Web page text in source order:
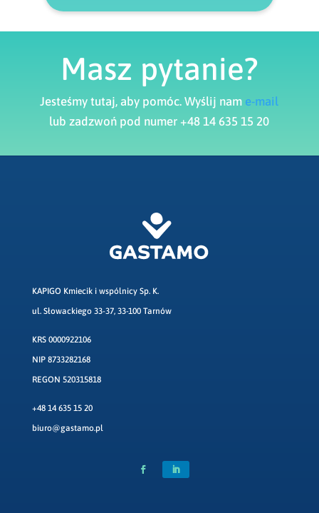
Masz pytanie?
Jesteśmy tutaj, aby pomóc. Wyślij nam e-mail
lub zadzwoń pod numer +48 14 635 15 20
KAPIGO Kmiecik i wspólnicy Sp. K.
ul. Słowackiego 33-37, 33-100 Tarnów
KRS 0000922106
NIP 8733282168
REGON 520315818
+48 14 635 15 20
biuro@gastamo.pl